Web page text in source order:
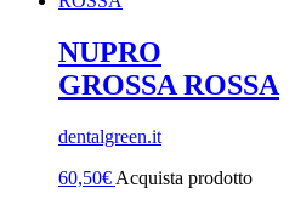
NUPRO
GROSSA ROSSA
dentalgreen.it
60,50€ Acquista prodotto